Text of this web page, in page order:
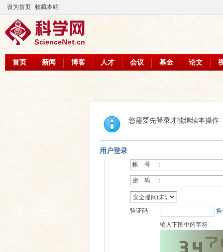
设为首页 收藏本站
首页 新闻 博客 人才 会议 基金 论文
您需要先登录才能继续本操作
用户登录
帐 号 ：
密 码 ：
验证码
输入下图中的字符